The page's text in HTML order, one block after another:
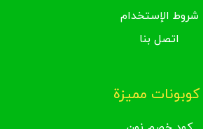
إضافي 10%
إضافي 10%
شروط الإستخدام
اتصل بنا
كوبونات مميزة